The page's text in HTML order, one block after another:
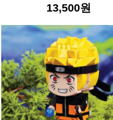
13,500원